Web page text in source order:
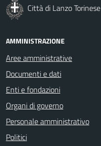
Città di Lanzo Torinese
AMMINISTRAZIONE
Aree amministrative
Documenti e dati
Enti e fondazioni
Organi di governo
Personale amministrativo
Politici